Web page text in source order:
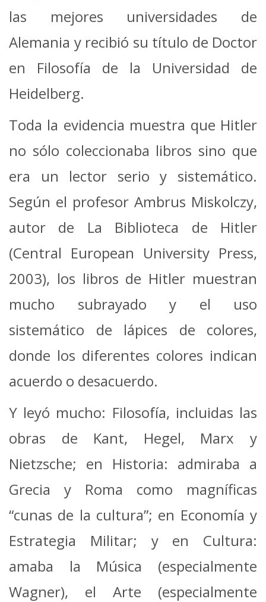
las mejores universidades de
Alemania y recibió su título de Doctor
en Filosofía de la Universidad de
Heidelberg.
Toda la evidencia muestra que Hitler
no sólo coleccionaba libros sino que
era un lector serio y sistemático.
Según el profesor Ambrus Miskolczy,
autor de La Biblioteca de Hitler
(Central European University Press,
2003), los libros de Hitler muestran
mucho subrayado y el uso
sistemático de lápices de colores,
donde los diferentes colores indican
acuerdo o desacuerdo.
Y leyó mucho: Filosofía, incluidas las
obras de Kant, Hegel, Marx y
Nietzsche; en Historia: admiraba a
Grecia y Roma como magníficas
“cunas de la cultura”; en Economía y
Estrategia Militar; y en Cultura:
amaba la Música (especialmente
Wagner), el Arte (especialmente